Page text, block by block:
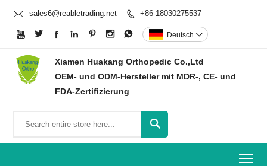
 sales6@reabletrading.net  +86-18030275537
       Deutsch 
Xiamen Huakang Orthopedic Co.,Ltd
OEM- und ODM-Hersteller mit MDR-, CE- und
FDA-Zertifizierung
